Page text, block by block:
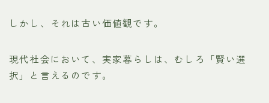
しかし、それは古い価値観です。
現代社会において、実家暮らしは、むしろ「賢い選
択」と言えるのです。